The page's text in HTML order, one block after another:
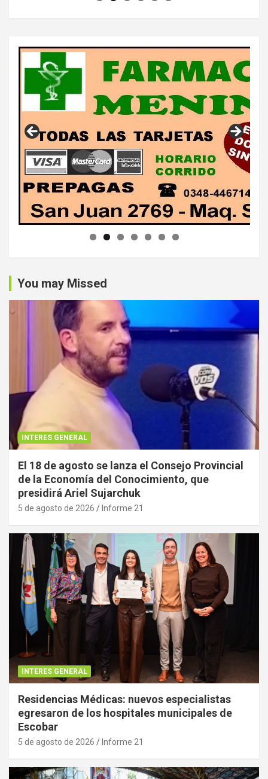
You may Missed
INTERES GENERAL
El 18 de agosto se lanza el Consejo Provincial
de la Economía del Conocimiento, que
presidirá Ariel Sujarchuk
5 de agosto de 2026 Informe 21
INTERES GENERAL
Residencias Médicas: nuevos especialistas
egresaron de los hospitales municipales de
Escobar
5 de agosto de 2026 Informe 21